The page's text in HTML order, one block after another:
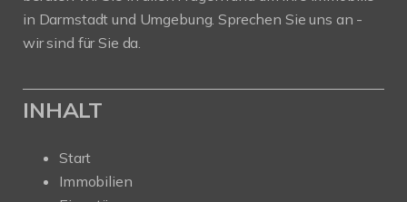
in Darmstadt und Umgebung. Sprechen Sie uns an -
wir sind für Sie da.
INHALT
Start
Immobilien